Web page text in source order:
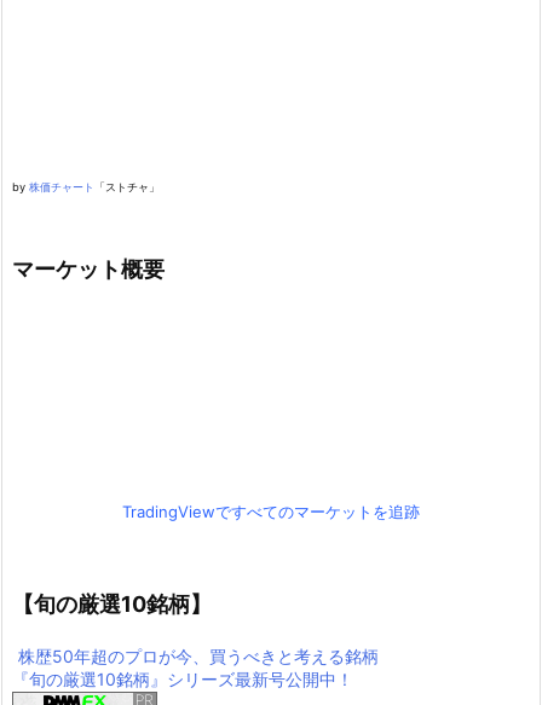
by 株価チャート 「ストチャ」
マーケット概要
TradingViewですべてのマーケットを追跡
【旬の厳選10銘柄】
株歴50年超のプロが今、買うべきと考える銘柄
『旬の厳選10銘柄』シリーズ最新号公開中！